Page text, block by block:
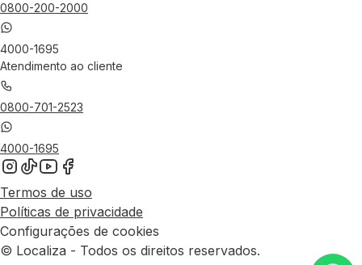
0800-200-2000
4000-1695
Atendimento ao cliente
0800-701-2523
4000-1695
Termos de uso
Políticas de privacidade
Configurações de cookies
© Localiza - Todos os direitos reservados.